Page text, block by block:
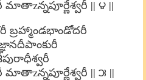
|| ౪ ||
బ్రహ్మాండభాండోదరీ
|| ౫ ||